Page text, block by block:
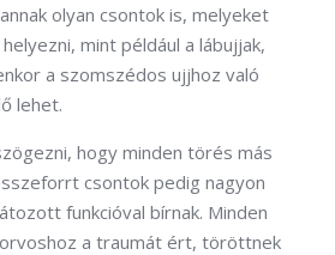
olyan csontok is, melyeket
mint például a lábujjak,
a szomszédos ujjhoz való
lehet.
hogy minden törés más
csontok pedig nagyon
funkcióval bírnak. Minden
a traumát ért, töröttnek